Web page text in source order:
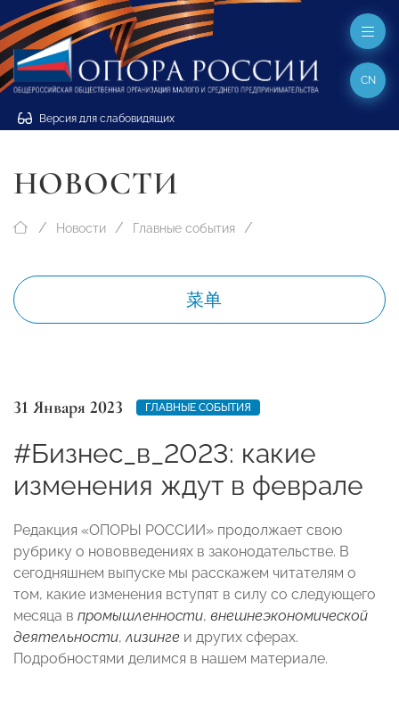
Версия для слабовидящих
CN
НОВОСТИ
Новости Главные события
菜单
31 Января 2023 ГЛАВНЫЕ СОБЫТИЯ
#Бизнес_в_2023: какие
изменения ждут в феврале
Редакция «ОПОРЫ РОССИИ» продолжает свою
рубрику о нововведениях в законодательстве. В
сегодняшнем выпуске мы расскажем читателям о
том, какие изменения вступят в силу со следующего
месяца в промышленности, внешнеэкономической
деятельности, лизинге и других сферах.
Подробностями делимся в нашем материале.